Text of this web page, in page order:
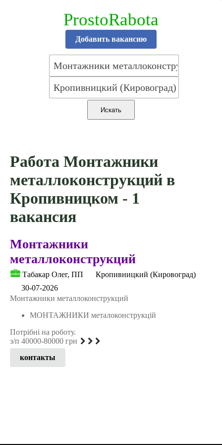
ProstoRabota
Добавить вакансию
Работа Монтажники
металлоконструкций в
Кропивницком - 1
вакансия
Монтажники
металлоконструкций
Табакар Олег, ПП
Кропивницкий (Кировоград)
30-07-2026
Монтажники металлоконструкций
МОНТАЖНИКИ металоконструкцій
Потрібні на роботу.
з/п 40000-80000 грн
контакты